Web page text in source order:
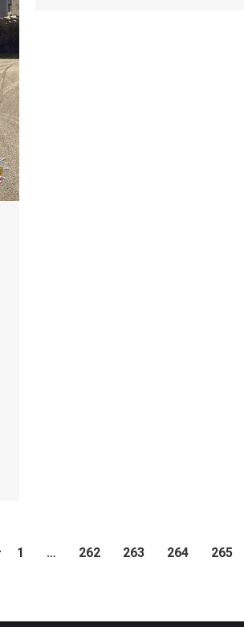
1 … 262 263 264 265